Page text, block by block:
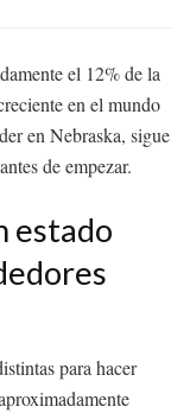
el 12% de la
en el mundo
en Nebraska, sigue
de empezar.
estado
para hacer